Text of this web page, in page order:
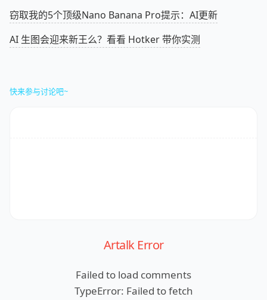
窃取我的5个顶级Nano Banana Pro提示：AI更新
AI 生图会迎来新王么？看看 Hotker 带你实测
快来参与讨论吧~
Artalk Error
Failed to load comments
TypeError: Failed to fetch